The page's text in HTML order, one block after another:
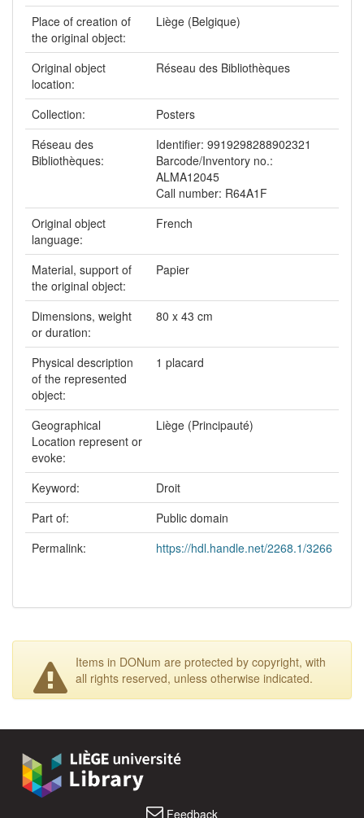
Place of creation of
the original object:
Liège (Belgique)
Original object
location:
Réseau des Bibliothèques
Collection:
Posters
Réseau des
Bibliothèques:
Identifier: 9919298288902321
Barcode/Inventory no.:
ALMA12045
Call number: R64A1F
Original object
language:
French
Material, support of
the original object:
Papier
Dimensions, weight
or duration:
80 x 43 cm
Physical description
of the represented
object:
1 placard
Geographical
Location represent or
evoke:
Liège (Principauté)
Keyword:
Droit
Part of:
Public domain
Permalink:
https://hdl.handle.net/2268.1/3266
Items in DONum are protected by copyright, with
all rights reserved, unless otherwise indicated.
Feedback